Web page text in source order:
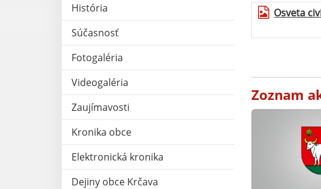
História
Súčasnosť
Fotogaléria
Videogaléria
Zaujímavosti
Kronika obce
Elektronická kronika
Dejiny obce Krčava
Osveta
Zoznam